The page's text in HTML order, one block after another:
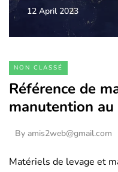
12 April 2023
NON CLASSÉ
Référence de
manutention au
By amis2web@gmail.com
Matériels de levage et